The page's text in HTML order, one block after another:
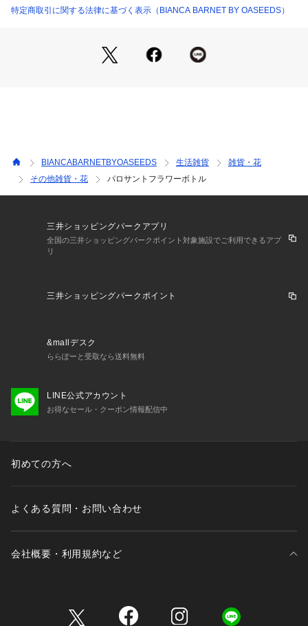
ーボトル。
香りを楽しみたいときやパロサントを焚きたい時にだけボトル
を開ければOKなので
◇セット内容
・パロサント（エクアドル産）3本
・試薬瓶ボトル φ70xH135mm
(付属のドライフラワーは時期により変更になる場合がござい
特定商取引に関する法律に基づく表示（BIANCA BARNET BY OASEEDS）
BIANCABARNETBYOASEEDS 生活雑貨
雑貨・花
その他雑貨・花
パロサントフラワーボトル
三井ショッピングパークアプリ
全国の三井ショッピングパークポイント対象施設でご利用できるアプ
リ
三井ショッピングパークポイント
&mallデスク
ららぽーと受取なら送料無料
LINE公式アカウント
お得なセール・クーポン情報配信中
初めての方へ
よくある質問・お問い合わせ
会社概要・利用規約など